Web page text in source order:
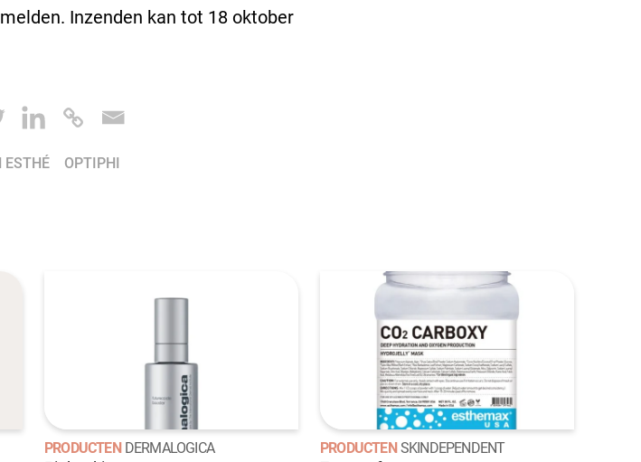
Inzenden kan tot 18 oktober
ESTHÉ OPTIPHI
PRODUCTEN DERMALOGICA PRODUCTEN SKINDEPENDENT